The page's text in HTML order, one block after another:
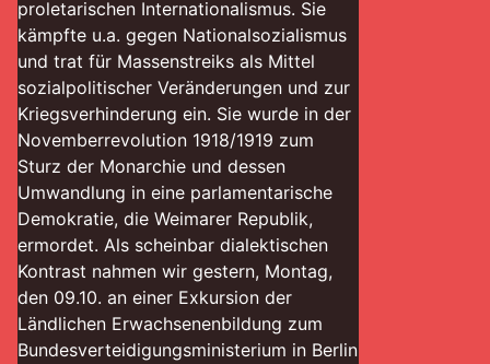
proletarischen Internationalismus. Sie
kämpfte u.a. gegen Nationalsozialismus
und trat für Massenstreiks als Mittel
sozialpolitischer Veränderungen und zur
Kriegsverhinderung ein. Sie wurde in der
Novemberrevolution 1918/1919 zum
Sturz der Monarchie und dessen
Umwandlung in eine parlamentarische
Demokratie, die Weimarer Republik,
ermordet. Als scheinbar dialektischen
Kontrast nahmen wir gestern, Montag,
den 09.10. an einer Exkursion der
Ländlichen Erwachsenenbildung zum
Bundesverteidigungsministerium in Berlin